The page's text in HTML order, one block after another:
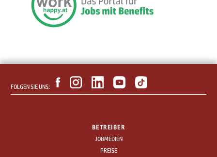
FOLGEN SIE UNS:
BETREIBER
JOBMEDIEN
PREISE